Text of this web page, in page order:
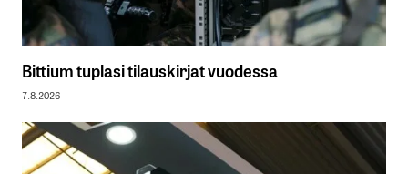
Bittium tuplasi tilauskirjat vuodessa
7.8.2026